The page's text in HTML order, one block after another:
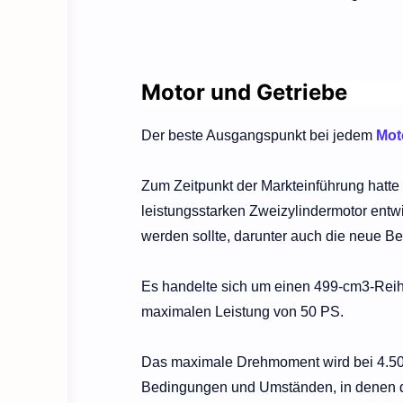
Motor und Getriebe
Der beste Ausgangspunkt bei jedem
Zum Zeitpunkt der Markteinführung
leistungsstarken Zweizylindermotor
werden sollte, darunter auch die neue
Es handelte sich um einen 499-cm3-
maximalen Leistung von 50 PS.
Das maximale Drehmoment wird bei
Bedingungen und Umständen, in denen